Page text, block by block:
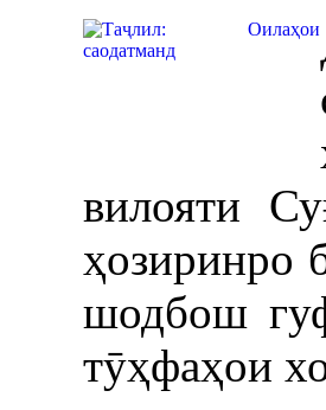
вилояти
ҳозиринро
шодбош
тӯҳфаҳои